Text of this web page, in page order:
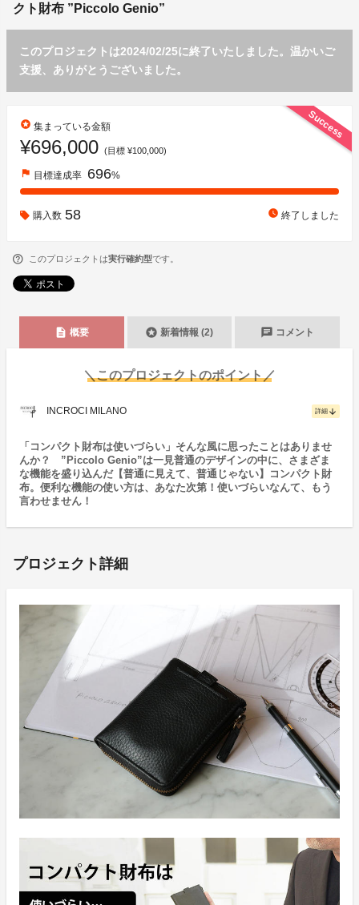
クト財布 ”Piccolo Genio”
このプロジェクトは2024/02/25に終了いたしました。温かいご
支援、ありがとうございました。
Success
stars 集まっている金額
¥696,000 (目標 ¥100,000)
flag 目標達成率 696%
購入数 58 watch_later 終了しました
このプロジェクトは実行確約型です。
description 概要 stars 新着情報 (2) chat コメント
＼このプロジェクトのポイント／
INCROCI MILANO 詳細 arrow_downward
「コンパクト財布は使いづらい」そんな風に思ったことはありませ
んか？ ”Piccolo Genio”は一見普通のデザインの中に、さまざま
な機能を盛り込んだ【普通に見えて、普通じゃない】コンパクト財
布。便利な機能の使い方は、あなた次第！使いづらいなんて、もう
言わせません！
プロジェクト詳細